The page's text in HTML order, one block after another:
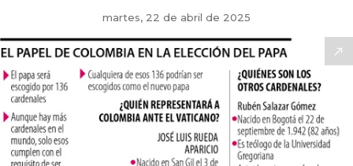
martes, 22 de abril de 2025